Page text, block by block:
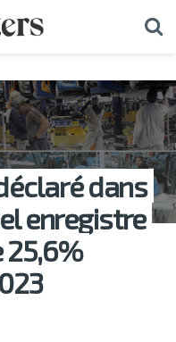
dans
enregistre
25,6%